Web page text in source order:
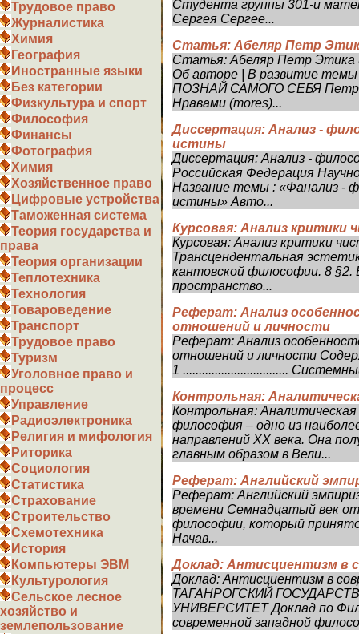
Трудовое право
Журналистика
Химия
География
Иностранные языки
Без категории
Физкультура и спорт
Философия
Финансы
Фотография
Химия
Хозяйственное право
Цифровые устройства
Таможенная система
Теория государства и
права
Теория организации
Теплотехника
Технология
Товароведение
Транспорт
Трудовое право
Туризм
Уголовное право и
процесс
Управление
Радиоэлектроника
Религия и мифология
Риторика
Социология
Статистика
Страхование
Строительство
Схемотехника
История
Компьютеры ЭВМ
Культурология
Сельское лесное
хозяйство и
землепользование
Студента группы 301-и
Сергея Сергее...
Статья: Абеляр Петр
Статья: Абеляр Петр Этика
Об авторе | В развитие
ПОЗНАЙ САМОГО СЕБЯ Петр
Нравами (mores)...
Диссертация: Анализ -
истины
Диссертация: Анализ -
Российская Федерация
Название темы : «Фанализ -
истины» Авто...
Курсовая: Анализ критики
Курсовая: Анализ критики
Трансцендентальная
кантовской философии. 8
пространство...
Реферат: Анализ
отношений и личности
Реферат: Анализ
отношений и личности
1 .................................
Контрольная:
Контрольная:
философия – одно из
направлений XX века. Она
главным образом в Вели...
Реферат: Английский
Реферат: Английский
времени Семнадцатый век
философии, который
Начав...
Доклад: Антисциентизм в
Доклад: Антисциентизм в
ТАГАНРОГСКИЙ
УНИВЕРСИТЕТ Доклад по
современной западной